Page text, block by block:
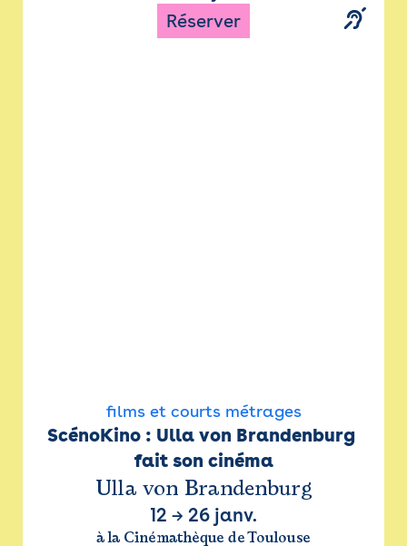
Réserver
films et courts métrages
ScénoKino : Ulla von Brandenburg
fait son cinéma
Ulla von Brandenburg
12 → 26 janv.
à la Cinémathèque de Toulouse